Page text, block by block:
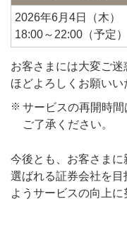
2026年6月4日（木）
18:00～22:00（予定）
お客さまには大変ご
ほどよろしくお願いい
※ サービスの再開時
ご了承ください。
今後とも、お客さまに
選ばれる証券会社を
ようサービスの向上に